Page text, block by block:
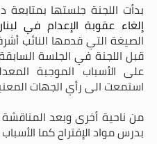
بدأت اللجنة جلستها
إلغاء عقوبة الإعدام في
الصيغة التي قدمها النائب
قبل اللجنة في الجلسة
على الأسباب الموجبة
استمعت الى رأي الجهات
من ناحية أخرى وبعد المناقشة
بدرس مواد الإقتراح كما